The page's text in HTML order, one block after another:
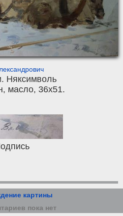
Няксимволь
, масло, 36x51.
картины
пока нет